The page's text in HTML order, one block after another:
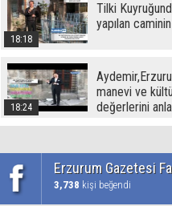
18:18
Tilki
yapılan
18:24
manevi ve
değerlerini
Erzurum Gazetesi
3,738 kişi beğendi